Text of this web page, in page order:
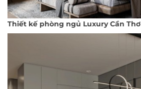
Thiết kế phòng ngủ Luxury Cần Thơ